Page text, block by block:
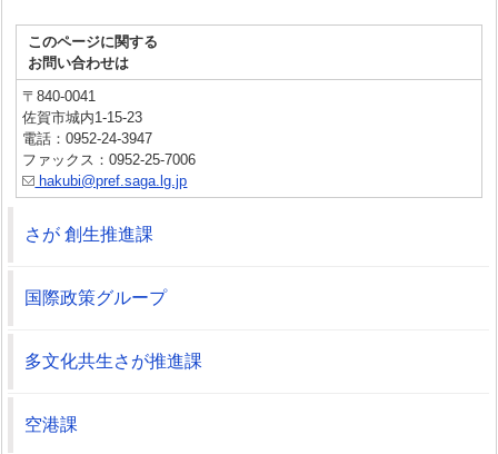
このページに関する
お問い合わせは
〒840-0041
佐賀市城内1-15-23
電話：0952-24-3947
ファックス：0952-25-7006
hakubi@pref.saga.lg.jp
さが 創生推進課
国際政策グループ
多文化共生さが推進課
空港課